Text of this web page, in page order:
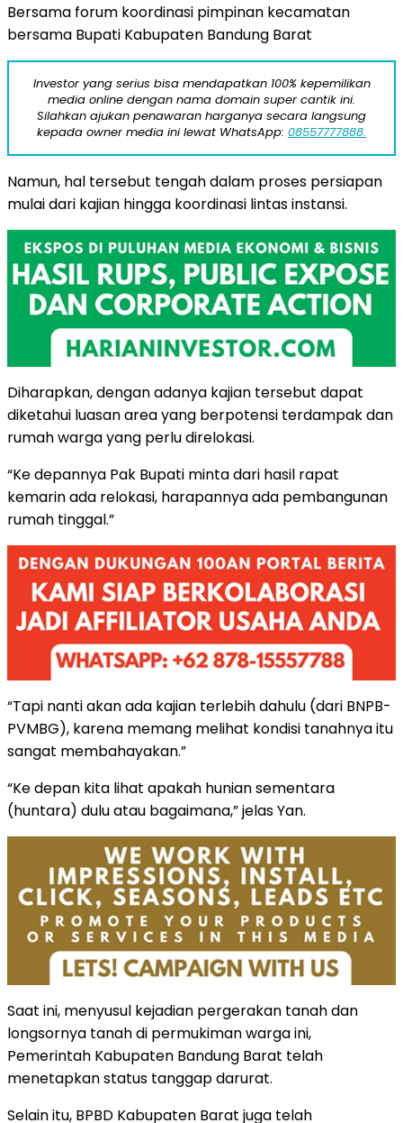
Bersama forum koordinasi pimpinan kecamatan
bersama Bupati Kabupaten Bandung Barat
Investor yang serius bisa mendapatkan 100% kepemilikan
media online dengan nama domain super cantik ini.
Silahkan ajukan penawaran harganya secara langsung
kepada owner media ini lewat WhatsApp: 08557777888.
Namun, hal tersebut tengah dalam proses persiapan
mulai dari kajian hingga koordinasi lintas instansi.
Diharapkan, dengan adanya kajian tersebut dapat
diketahui luasan area yang berpotensi terdampak dan
rumah warga yang perlu direlokasi.
“Ke depannya Pak Bupati minta dari hasil rapat
kemarin ada relokasi, harapannya ada pembangunan
rumah tinggal.”
“Tapi nanti akan ada kajian terlebih dahulu (dari BNPB-
PVMBG), karena memang melihat kondisi tanahnya itu
sangat membahayakan.”
“Ke depan kita lihat apakah hunian sementara
(huntara) dulu atau bagaimana,” jelas Yan.
Saat ini, menyusul kejadian pergerakan tanah dan
longsornya tanah di permukiman warga ini,
Pemerintah Kabupaten Bandung Barat telah
menetapkan status tanggap darurat.
Selain itu, BPBD Kabupaten Barat juga telah